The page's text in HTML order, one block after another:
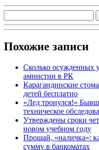
Похожие записи
Сколько осужденных
амнистии в РК
Карагандинские
детей бесплатно
«Лед тронулся!»
техническое
Утверждены сроки
новом учебном году
Прощай, «наличка»:
сумму в банкоматах